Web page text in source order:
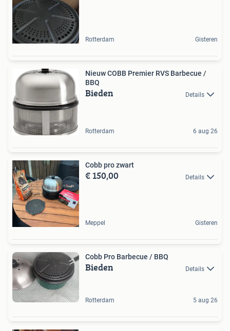
Rotterdam Gisteren
Nieuw COBB Premier RVS Barbecue /
BBQ
Bieden Details
Rotterdam 6 aug 26
Cobb pro zwart
€ 150,00 Details
Meppel Gisteren
Cobb Pro Barbecue / BBQ
Bieden Details
Rotterdam 5 aug 26